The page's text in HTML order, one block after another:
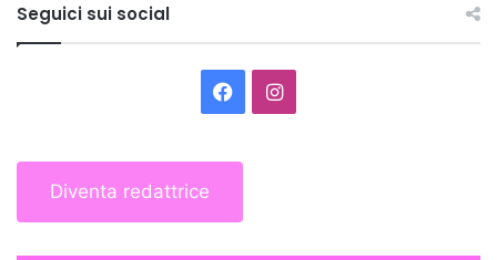
Seguici sui social
FacebookInstagram
Diventa redattrice